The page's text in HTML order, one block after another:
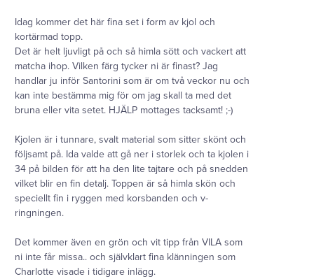
Idag kommer det här fina set i form av kjol och
kortärmad topp.
Det är helt ljuvligt på och så himla sött och vackert att
matcha ihop. Vilken färg tycker ni är finast? Jag
handlar ju inför Santorini som är om två veckor nu och
kan inte bestämma mig för om jag skall ta med det
bruna eller vita setet. HJÄLP mottages tacksamt! ;-)
Kjolen är i tunnare, svalt material som sitter skönt och
följsamt på. Ida valde att gå ner i storlek och ta kjolen i
34 på bilden för att ha den lite tajtare och på snedden
vilket blir en fin detalj. Toppen är så himla skön och
speciellt fin i ryggen med korsbanden och v-
ringningen.
Det kommer även en grön och vit tipp från VILA som
ni inte får missa.. och självklart fina klänningen som
Charlotte visade i tidigare inlägg.